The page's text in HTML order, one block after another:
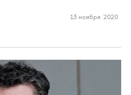
13 ноября 2020